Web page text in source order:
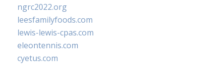
ngrc2022.org
leesfamilyfoods.com
lewis-lewis-cpas.com
eleontennis.com
cyetus.com